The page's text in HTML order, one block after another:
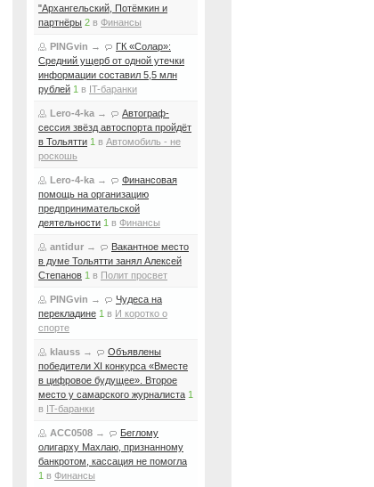
"Архангельский, Потёмкин и
партнёры 2 в Финансы
PINGvin →
ГК «Солар»:
Средний ущерб от одной утечки
информации составил 5,5 млн
рублей 1 в IT-баранки
Lero-4-ka →
Автограф-
сессия звёзд автоспорта пройдёт
в Тольятти 1 в Автомобиль - не
роскошь
Lero-4-ka →
Финансовая
помощь на организацию
предпринимательской
деятельности 1 в Финансы
antidur →
Вакантное место
в думе Тольятти занял Алексей
Степанов 1 в Полит просвет
PINGvin →
Чудеса на
перекладине 1 в И коротко о
спорте
klauss →
Объявлены
победители XI конкурса «Вместе
в цифровое будущее». Второе
место у самарского журналиста 1
в IT-баранки
ACC0508 →
Беглому
олигарху Махлаю, признанному
банкротом, кассация не помогла
1 в Финансы